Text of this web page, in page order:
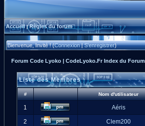
Accueil|Règles du forum
Bienvenue, Invité ! (Connexion|S'enregistrer)
Forum Code Lyoko | CodeLyoko.Fr Index du Forum
Liste des Membres
# Nom d'utilisateur
1 Aéris
2 Clem200